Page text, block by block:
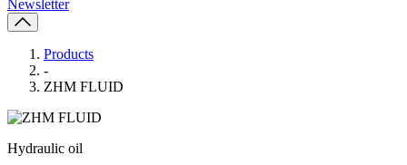
Newsletter
Products
-
ZHM FLUID
Hydraulic oil